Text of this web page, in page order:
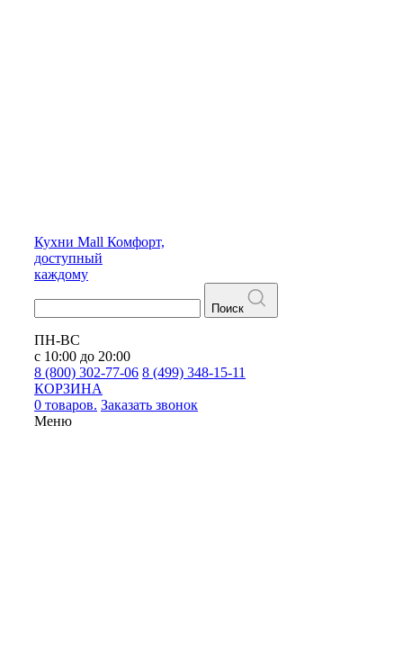
Кухни Mall Комфорт,
доступный
каждому
Поиск
ПН-ВС
с 10:00 до 20:00
8 (800) 302-77-06 8 (499) 348-15-11
КОРЗИНА
0 товаров. Заказать звонок
Меню